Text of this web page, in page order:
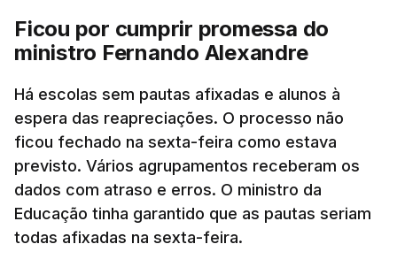
Ficou por cumprir promessa do
ministro Fernando Alexandre
Há escolas sem pautas afixadas e alunos à
espera das reapreciações. O processo não
ficou fechado na sexta-feira como estava
previsto. Vários agrupamentos receberam os
dados com atraso e erros. O ministro da
Educação tinha garantido que as pautas seriam
todas afixadas na sexta-feira.